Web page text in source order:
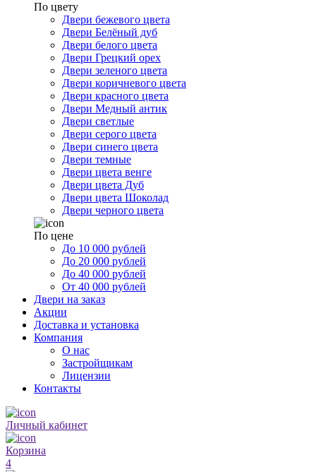
По цвету
Двери бежевого цвета
Двери Белёный дуб
Двери белого цвета
Двери Грецкий орех
Двери зеленого цвета
Двери коричневого цвета
Двери красного цвета
Двери Медный антик
Двери светлые
Двери серого цвета
Двери синего цвета
Двери темные
Двери цвета венге
Двери цвета Дуб
Двери цвета Шоколад
Двери черного цвета
По цене
До 10 000 рублей
До 20 000 рублей
До 40 000 рублей
От 40 000 рублей
Двери на заказ
Акции
Доставка и установка
Компания
О нас
Застройщикам
Лицензии
Контакты
Личный кабинет
Корзина
4